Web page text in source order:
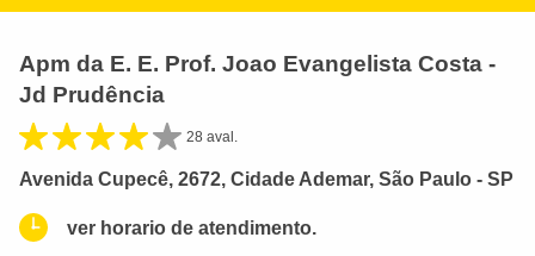
Apm da E. E. Prof. Joao Evangelista Costa -
Jd Prudência
28 aval.
Avenida Cupecê, 2672, Cidade Ademar, São Paulo - SP
ver horario de atendimento.